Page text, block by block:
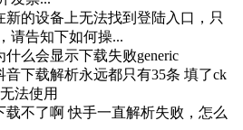
新的设备上无法找到登陆入口，只
请告知下如何操...
什么会显示下载失败generic
音下载解析永远都只有35条 填了ck
法使用
载不了啊 快手一直解析失败，怎么